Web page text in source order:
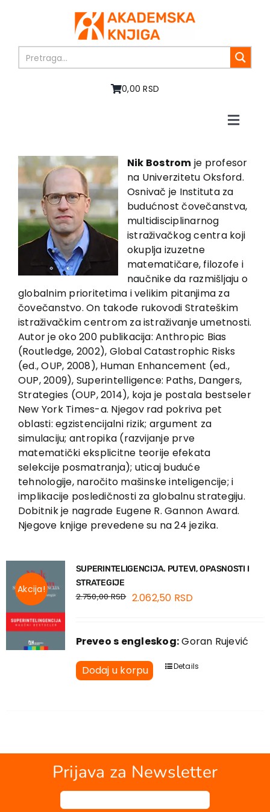
0,00 RSD
Toggle
O nama
Knjige
U pripremi
Akcija
Autori
EU PROJEKTI
Kontakt
Nik Bostrom je profesor
na Univerzitetu Oksford.
Osnivač je Instituta za
budućnost čovečanstva,
multidisciplinarnog
istraživačkog centra koji
okuplja izuzetne
matematičare, filozofe i
naučnike da razmišljaju o
globalnim prioritetima i velikim pitanjima za
čovečanstvo. On takođe rukovodi Strateškim
istraživačkim centrom za istraživanje umetnosti.
Autor je oko 200 publikacija: Anthropic Bias
(Routledge, 2002), Global Catastrophic Risks
(ed., OUP, 2008), Human Enhancement (ed.,
OUP, 2009), Superintelligence: Paths, Dangers,
Strategies (OUP, 2014), koja je postala bestseler
New York Times-a. Njegov rad pokriva pet
oblasti: egzistencijalni rizik; argument za
simulaciju; antropika (razvijanje prve
matematički eksplicitne teorije efekata
selekcije posmatranja); uticaj buduće
tehnologije, naročito mašinske inteligencije; i
implikacije posledičnosti za globalnu strategiju.
Dobitnik je nagrade Eugene R. Gannon Award.
Njegove knjige prevedene su na 24 jezika.
Akcija!
SUPERINTELIGENCIJA. PUTEVI, OPASNOSTI I
STRATEGIJE
2.750,00RSD 2.062,50 RSD
Preveo s engleskog:Goran Rujević
Dodaj u korpu Details
Prijava za Newsletter